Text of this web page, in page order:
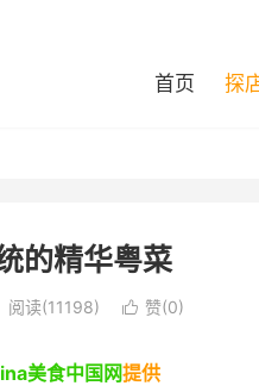
首页 探
的精华粤菜
阅读(11198)  赞(0)
美食中国网提供